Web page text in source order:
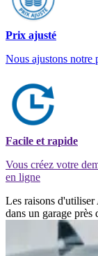
Prix ajusté
Nous ajustons notre
Facile et rapide
Vous créez votre
en ligne
Les raisons
dans un garage près